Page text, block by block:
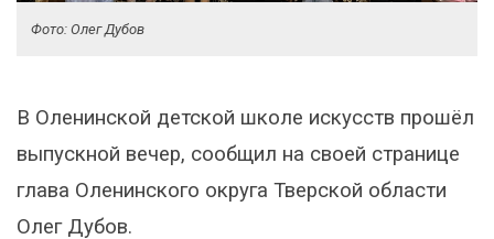
Фото: Олег Дубов
В Оленинской детской школе искусств прошёл
выпускной вечер, сообщил на своей странице
глава Оленинского округа Тверской области
Олег Дубов.